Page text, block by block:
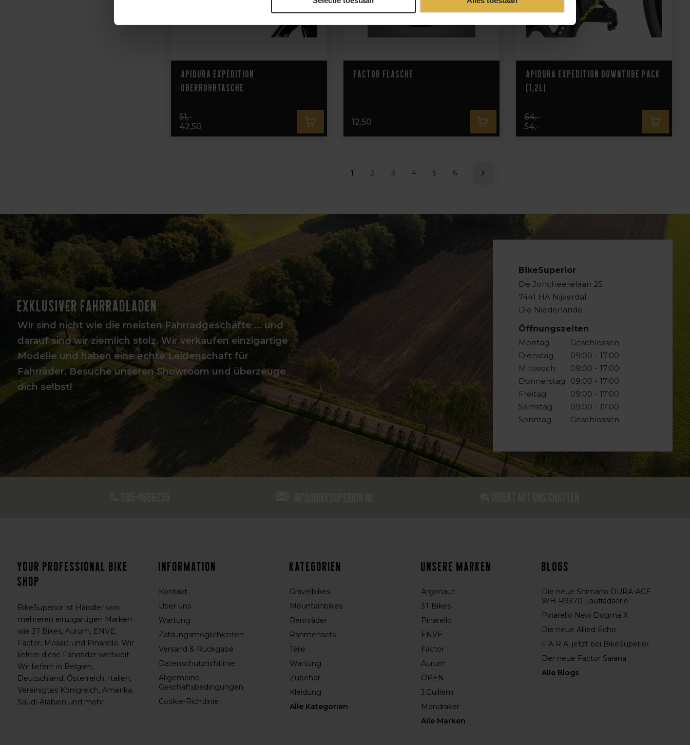
Apidura Expedition
Oberrohrtasche
51,-
42,50
Factor Flasche
12,50
Apidura Expedition Downtube Pack
(1,2L)
64,-
54,-
1 2 3 4 5 6
Exklusiver Fahrradladen
Wir sind nicht wie die meisten Fahrradgeschäfte ... und
darauf sind wir ziemlich stolz. Wir verkaufen einzigartige
Modelle und haben eine echte Leidenschaft für
Fahrräder. Besuche unseren Showroom und überzeuge
dich selbst!
BikeSuperior
De Joncheerelaan 25
7441 HA Nijverdal
Die Niederlande
Öffnungszeiten
Montag
Dienstag
Mittwoch
Donnerstag
Freitag
Samstag
Sonntag
Geschlossen
09:00 - 17:00
09:00 - 17:00
09:00 - 17:00
09:00 - 17:00
09:00 - 17:00
Geschlossen
Your professional bike
shop
BikeSuperior ist Händler von
mehreren einzigartigen Marken
wie 3T Bikes, Aurum, ENVE,
Factor, Mosaic und Pinarello. Wir
liefern diese Fahrräder weltweit.
Wir liefern in Belgien,
Deutschland, Österreich, Italien,
Vereinigtes Königreich, Amerika,
Saudi-Arabien und mehr.
Information
Kontakt
Über uns
Wartung
Zahlungsmöglichkeiten
Versand & Rückgabe
Datenschutzrichtlinie
Allgemeine
Geschäftsbedingungen
Cookie-Richtlinie
Kategorien
Gravelbikes
Mountainbikes
Rennräder
Rahmensets
Teile
Wartung
Zubehör
Kleidung
Alle Kategorien
Unsere Marken
Argonaut
3T Bikes
Pinarello
ENVE
Factor
Aurum
OPEN
J.Guillem
Mondraker
Alle Marken
Blogs
Die neue Shimano DURA-ACE
WH-R9370 Laufradserie
Pinarello New Dogma X
Die neue Allied Echo
F A R A, jetzt bei BikeSuperior
Der neue Factor Sarana
Alle Blogs